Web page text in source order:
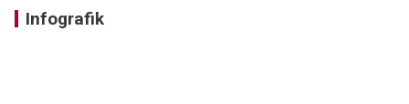
Infografik